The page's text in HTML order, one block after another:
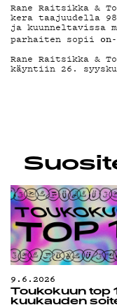
Rane Raitsikka &
kera taajuudella
ja
parhaiten sopii
Rane Raitsikka &
käyntiin 26.
9.6.2026
Toukokuun top
kuukauden